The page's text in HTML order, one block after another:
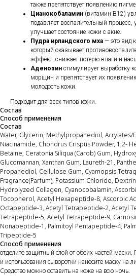
также препятствует появлению
Цианокобаламин (витамин B12)
подавляет воспалительный процесс,
улучшает состояние кожи с акне.
Пудра ирландского мха — это вид
который оказывает
эффект, снижает потерю влаги и
Аденозин стимулирует выработку
морщин и препятствует их
молодость кожи.
Подходит для всех типов кожи.
Состав
Способ применения
Состав
Water, Glycerin, Methylpropanediol, Acrylates/
Niacinamide, Chondrus Crispus Powder, 1,2-
Betaine, Ceratonia Siliqua (Carob) Gum,
Glucomannan, Xanthan Gum, Laureth-21,
Propanediol, Cellulose Gum, Cyamopsis
Fragrance(Parfum), Potassium Chloride,
Hydrolyzed Collagen, Cyanocobalamin,
Tocopherol, Acetyl Hexapeptide-8, Ascorbic
Octapeptide-3, Acetyl Tetrapeptide-2, Acetyl
Tetrapeptide-5, Acetyl Tetrapeptide-9,
Nonapeptide-1, Palmitoyl Pentapeptide-4,
Tripeptide-5
Способ применения
отделите защитный слой от обеих частей
и использования сыворотки нанесите маску на
Средство можно оставить на коже на всю ночь.